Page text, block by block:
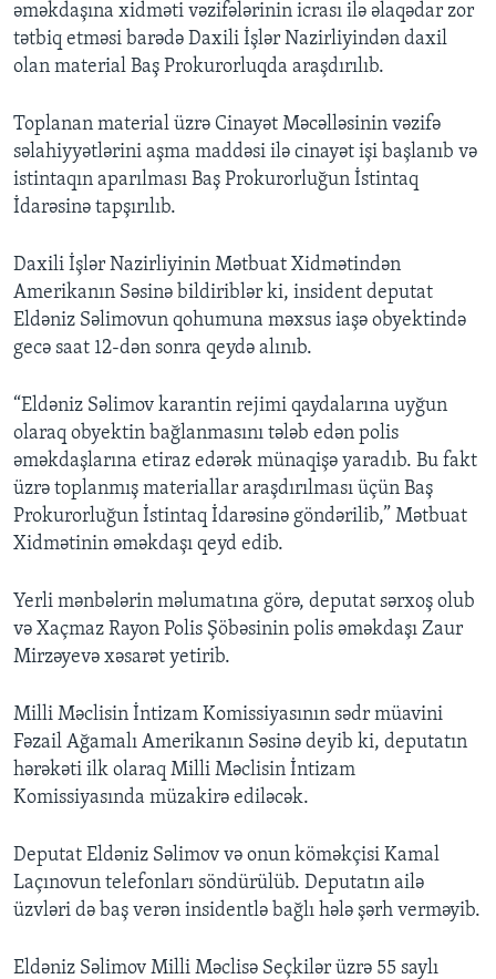
əməkdaşına xidməti vəzifələrinin icrası ilə əlaqədar zor
tətbiq etməsi barədə Daxili İşlər Nazirliyindən daxil
olan material Baş Prokurorluqda araşdırılıb.
Toplanan material üzrə Cinayət Məcəlləsinin vəzifə
səlahiyyətlərini aşma maddəsi ilə cinayət işi başlanıb və
istintaqın aparılması Baş Prokurorluğun İstintaq
İdarəsinə tapşırılıb.
Daxili İşlər Nazirliyinin Mətbuat Xidmətindən
Amerikanın Səsinə bildiriblər ki, insident deputat
Eldəniz Səlimovun qohumuna məxsus iaşə obyektində
gecə saat 12-dən sonra qeydə alınıb.
“Eldəniz Səlimov karantin rejimi qaydalarına uyğun
olaraq obyektin bağlanmasını tələb edən polis
əməkdaşlarına etiraz edərək münaqişə yaradıb. Bu fakt
üzrə toplanmış materiallar araşdırılması üçün Baş
Prokurorluğun İstintaq İdarəsinə göndərilib,” Mətbuat
Xidmətinin əməkdaşı qeyd edib.
Yerli mənbələrin məlumatına görə, deputat sərxoş olub
və Xaçmaz Rayon Polis Şöbəsinin polis əməkdaşı Zaur
Mirzəyevə xəsarət yetirib.
Milli Məclisin İntizam Komissiyasının sədr müavini
Fəzail Ağamalı Amerikanın Səsinə deyib ki, deputatın
hərəkəti ilk olaraq Milli Məclisin İntizam
Komissiyasında müzakirə ediləcək.
Deputat Eldəniz Səlimov və onun köməkçisi Kamal
Laçınovun telefonları söndürülüb. Deputatın ailə
üzvləri də baş verən insidentlə bağlı hələ şərh verməyib.
Eldəniz Səlimov Milli Məclisə Seçkilər üzrə 55 saylı